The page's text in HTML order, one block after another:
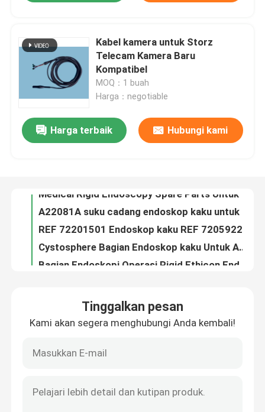
Rumah
Video
Tur Pabrik
Kontrol Kualitas
Permintaan Penawaran
Kabel kamera untuk Storz
Telecam Kamera Baru
Kompatibel
MOQ：1 buah
Harga：negotiable
Harga terbaik Hubungi kami
8.5mm suku cadang endoskopi kaku A42011A Inner Endoscope Sheath
Tinggalkan pesan
Kami akan segera menghubungi Anda kembali!